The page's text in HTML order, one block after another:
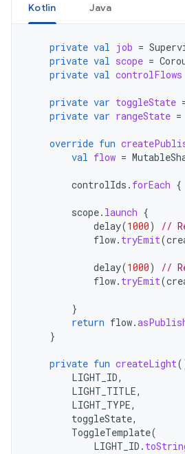
Kotlin Java
private val job =
private val scope =
private val controlFlows
private var toggleState
private var rangeState =
override fun
val flow =
controlIds . forEach {
scope. launch {
delay(1000)
//
flow. tryEmit(
delay(1000)
//
flow. tryEmit(
}
return flow.
}
private fun createLight
LIGHT_ID,
LIGHT_TITLE,
LIGHT_TYPE,
toggleState,
ToggleTemplate(
LIGHT_ID .